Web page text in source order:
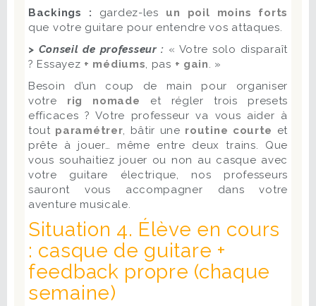
Backings : gardez-les un poil moins forts
que votre guitare pour entendre vos attaques.
> Conseil de professeur : « Votre solo disparaît
? Essayez + médiums, pas + gain. »
Besoin d’un coup de main pour organiser
votre rig nomade et régler trois presets
efficaces ? Votre professeur va vous aider à
tout paramétrer, bâtir une routine courte et
prête à jouer… même entre deux trains. Que
vous souhaitiez jouer ou non au casque avec
votre guitare électrique, nos professeurs
sauront vous accompagner dans votre
aventure musicale.
Situation 4. Élève en cours
: casque de guitare +
feedback propre (chaque
semaine)